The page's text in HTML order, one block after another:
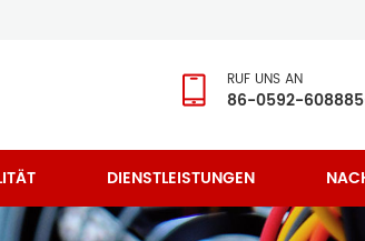
RUF UNS AN
86-0592-
DIENSTLEISTUNGEN